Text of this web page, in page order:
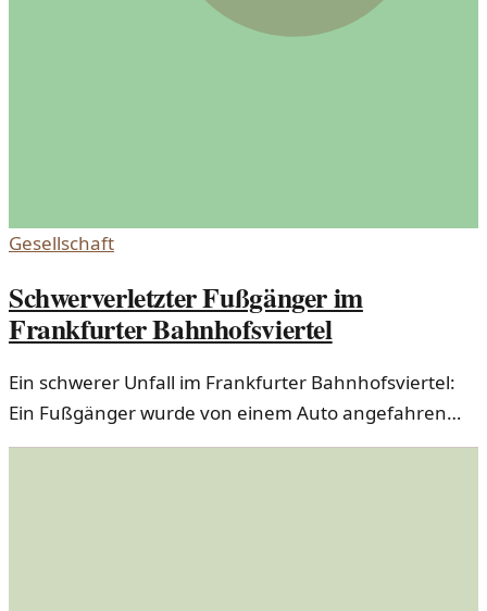
Gesellschaft
Schwerverletzter Fußgänger im
Frankfurter Bahnhofsviertel
Ein schwerer Unfall im Frankfurter Bahnhofsviertel:
Ein Fußgänger wurde von einem Auto angefahren
und schwer verletzt. Die Umstände des Vorfalls im